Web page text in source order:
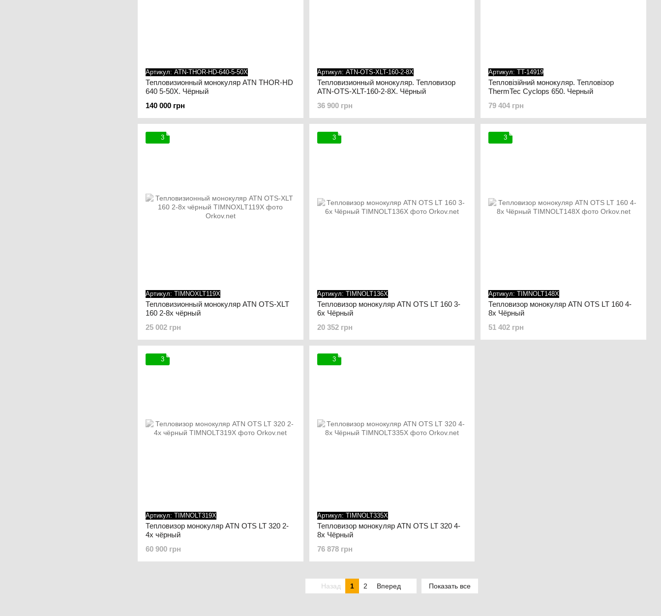
Артикул: ATN-THOR-HD-640-5-50X
Тепловизионный монокуляр ATN THOR-HD
640 5-50X. Чёрный
140 000 грн
Артикул: ATN-OTS-XLT-160-2-8X
Тепловизионный монокуляр. Тепловизор
ATN-OTS-XLT-160-2-8X. Чёрный
36 900 грн
Артикул: TT-14919
Тепловізійний монокуляр. Тепловізор
ThermTec Cyclops 650. Черный
79 404 грн
3
Артикул: TIMNOXLT119X
Тепловизионный монокуляр ATN OTS-XLT
160 2-8x чёрный
25 002 грн
3
Артикул: TIMNOLT136X
Тепловизор монокуляр ATN OTS LT 160 3-
6x Чёрный
20 352 грн
3
Артикул: TIMNOLT148X
Тепловизор монокуляр ATN OTS LT 160 4-
8x Чёрный
51 402 грн
3
Артикул: TIMNOLT319X
Тепловизор монокуляр ATN OTS LT 320 2-
4x чёрный
60 900 грн
3
Артикул: TIMNOLT335X
Тепловизор монокуляр ATN OTS LT 320 4-
8x Чёрный
76 878 грн
Назад 1 2 Вперед Показать все